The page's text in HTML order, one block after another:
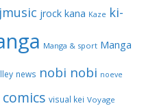
jmusic jrock kana Kaze ki-
Manga & sport Manga
news nobi nobi noeve
visual kei Voyage